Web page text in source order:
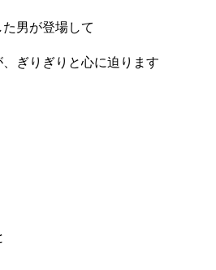
男が登場して
ぎりぎりと心に迫ります